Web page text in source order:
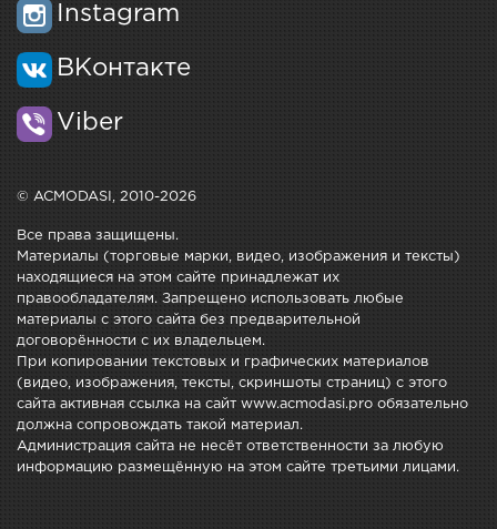
Instagram
ВКонтакте
Viber
© ACMODASI, 2010-2026
Все права защищены.
Материалы (торговые марки, видео, изображения и тексты)
находящиеся на этом сайте принадлежат их
правообладателям. Запрещено использовать любые
материалы с этого сайта без предварительной
договорённости с их владельцем.
При копировании текстовых и графических материалов
(видео, изображения, тексты, скриншоты страниц) с этого
сайта активная ссылка на сайт www.acmodasi.pro обязательно
должна сопровождать такой материал.
Администрация сайта не несёт ответственности за любую
информацию размещённую на этом сайте третьими лицами.